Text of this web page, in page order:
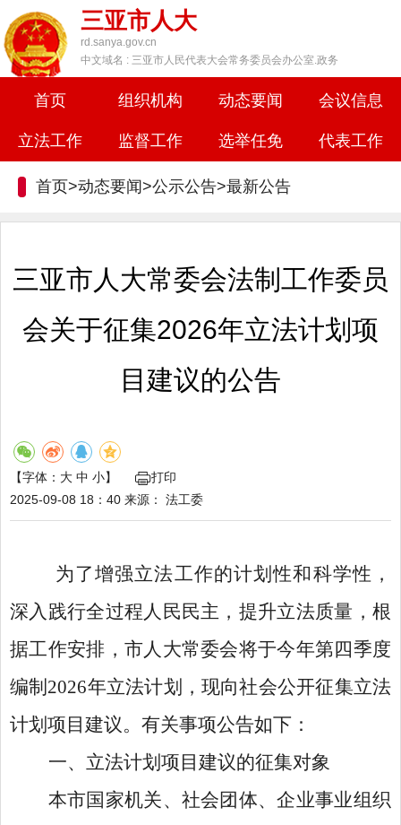
三亚市人大
rd.sanya.gov.cn
中文域名 : 三亚市人民代表大会常务委员会办公室.政务
首页 组织机构 动态要闻 会议信息
立法工作 监督工作 选举任免 代表工作
首页>动态要闻>公示公告>最新公告
三亚市人大常委会法制工作委员
会关于征集2026年立法计划项
目建议的公告
【字体： 大 中 小】
打印
2025-09-08 18：40 来源： 法工委
为了增强立法工作的计划性和科学性，
深入践行全过程人民民主，提升立法质量，根
据工作安排，市人大常委会将于今年第四季度
编制 2026年立法计划，现向社会公开征集立法
计划项目建议。有关事项公告如下：
一、立法计划项目建议的征集对象
本市国家机关、社会团体、企业事业组织